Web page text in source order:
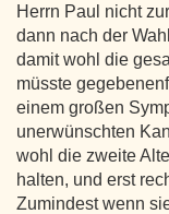
Herrn Paul nicht
dann nach der
damit wohl die
müsste
einem großen
unerwünschten
wohl die zweite
halten, und erst
Zumindest wenn